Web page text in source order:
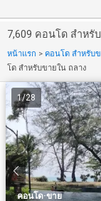
7,609 คอนโด สำหรั
หน้าแรก > คอนโด สำหรับข
โด สำหรับขายใน ถลาง
1/28
คอนโด·ขาย